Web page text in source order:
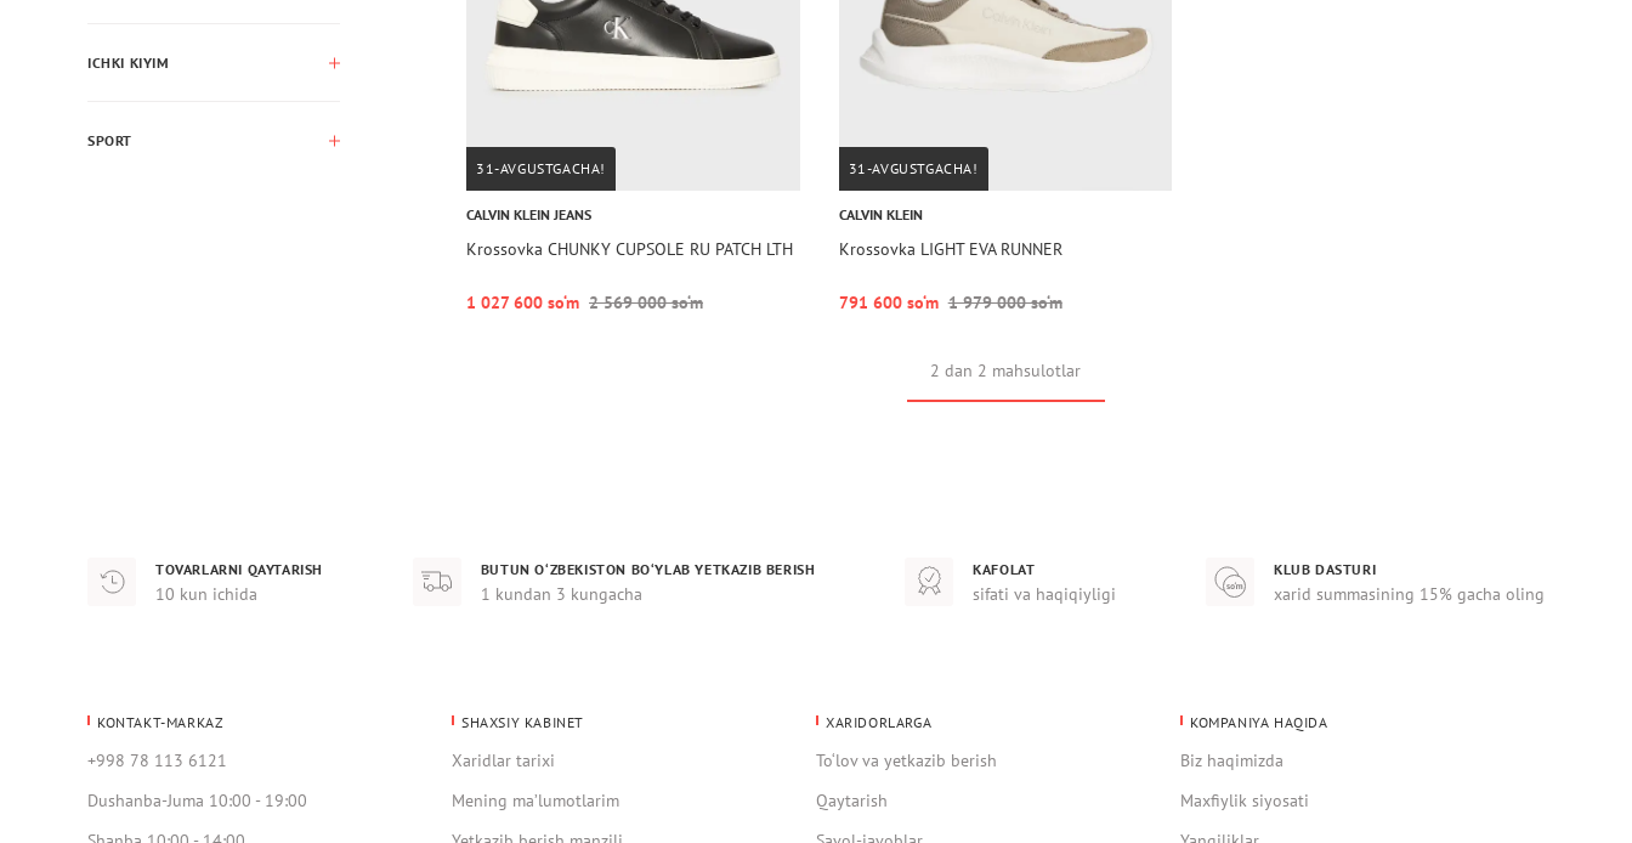
ICHKI KIYIM
SPORT
31-AVGUSTGACHA!
CALVIN KLEIN JEANS
Krossovka CHUNKY CUPSOLE RU PATCH LTH
1 027 600 so‘m 2 569 000 so‘m
31-AVGUSTGACHA!
CALVIN KLEIN
Krossovka LIGHT EVA RUNNER
791 600 so‘m 1 979 000 so‘m
2 dan 2 mahsulotlar
TOVARLARNI QAYTARISH
10 kun ichida
BUTUN O‘ZBEKISTON BO‘YLAB YETKAZIB BERISH
1 kundan 3 kungacha
KAFOLAT
sifati va haqiqiyligi
KLUB DASTURI
xarid summasining 15% gacha oling
KONTAKT-MARKAZ
+998 78 113 6121
Dushanba-Juma 10:00 - 19:00
SHAXSIY KABINET
Xaridlar tarixi
Mening ma’lumotlarim
XARIDORLARGA
To‘lov va yetkazib berish
Qaytarish
KOMPANIYA HAQIDA
Biz haqimizda
Maxfiylik siyosati